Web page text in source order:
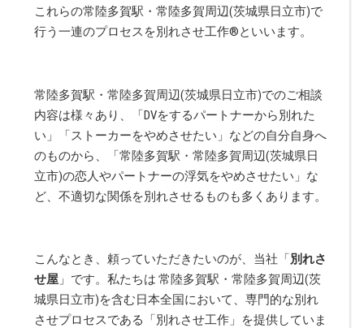
これらの常陸多賀駅・常陸多賀周辺(茨城県日立市)で
行う一連のプロセスを別れさせ工作®といいます。
常陸多賀駅・常陸多賀周辺(茨城県日立市)でのご相談
内容は様々あり、「DVをするパートナーから別れた
い」「ストーカーをやめさせたい」などの自分自身へ
のものから、「常陸多賀駅・常陸多賀周辺(茨城県日
立市)の恋人やパートナーの浮気をやめさせたい」な
ど、不適切な関係を別れさせるものも多くあります。
こんなとき、頼っていただきたいのが、当社「別れさ
せ屋 」です。私たちは 常陸多賀駅・常陸多賀周辺(茨
城県日立市)を含む日本全国において、専門的な別れ
させプロセスである「別れさせ工作」を提供していま